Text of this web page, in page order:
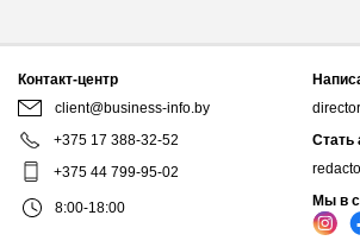
Контакт-центр
client@business-info.by
+375 17 388-32-52
+375 44 799-95-02
8:00-18:00
Стать
Мы в